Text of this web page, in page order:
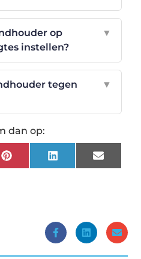
op
instellen?
▼
tegen
▼
dan op:
PinterestLinkedInEmail